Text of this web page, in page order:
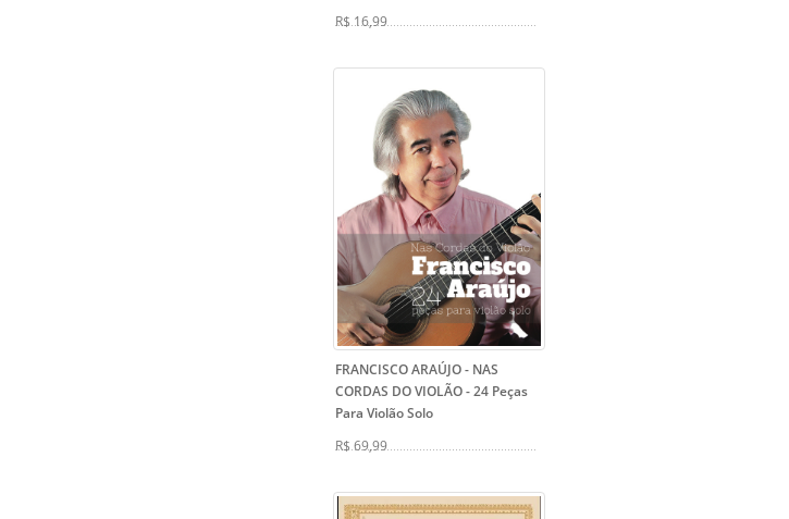
R$ 16,99
FRANCISCO ARAÚJO - NAS
CORDAS DO VIOLÃO- 24 Peças
Para Violão Solo
R$ 69,99